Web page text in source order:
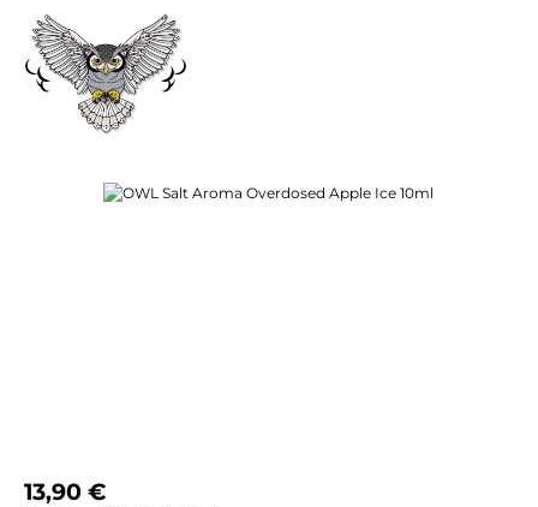
Bildergalerie überspringen
Regulärer Preis:
13,90 €